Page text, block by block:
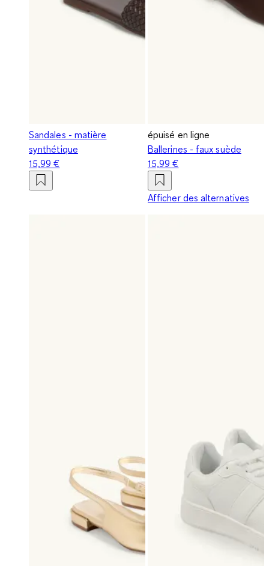
Sandales - matière
synthétique
15,99 €
épuisé en ligne
Ballerines - faux suède
15,99 €
Afficher des alternatives